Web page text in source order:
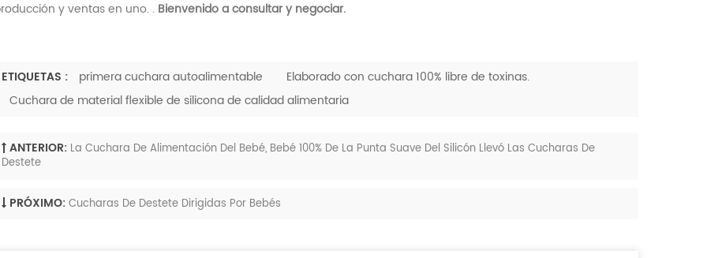
y ventas en uno. . Bienvenido a consultar y negociar.
ETIQUETAS : primera cuchara autoalimentable
Elaborado con cuchara 100% libre de toxinas.
Cuchara de material flexible de silicona de calidad alimentaria
ANTERIOR: La Cuchara De Alimentación Del Bebé, Bebé 100% De La Punta Suave Del Silicón Llevó Las Cucharas De
Destete
PRÓXIMO: Cucharas De Destete Dirigidas Por Bebés